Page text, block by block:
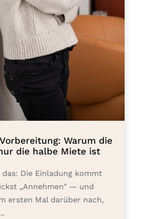
Warum die
die halbe Miete ist
das: Die Einladung kommt
„Annehmen" — und
ersten Mal darüber nach,